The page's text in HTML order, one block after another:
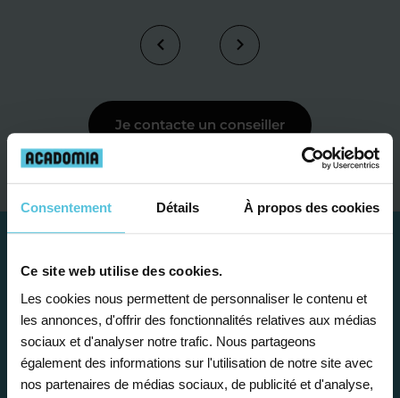
Consentement Détails À propos des cookies
Ce site web utilise des cookies.
Les cookies nous permettent de personnaliser le contenu et
les annonces, d'offrir des fonctionnalités relatives aux médias
sociaux et d'analyser notre trafic. Nous partageons
également des informations sur l'utilisation de notre site avec
nos partenaires de médias sociaux, de publicité et d'analyse,
Je contacte un conseiller